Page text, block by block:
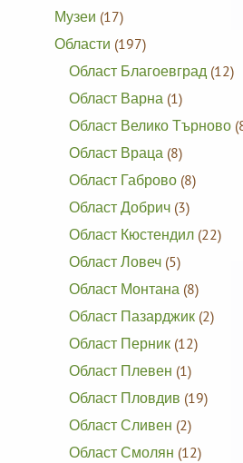
Музеи (17)
Области (197)
Област Благоевград (12)
Област Варна (1)
Област Велико Търново
Област Враца (8)
Област Габрово (8)
Област Добрич (3)
Област Кюстендил (22)
Област Ловеч (5)
Област Монтана (8)
Област Пазарджик (2)
Област Перник (12)
Област Плевен (1)
Област Пловдив (19)
Област Сливен (2)
Област Смолян (12)